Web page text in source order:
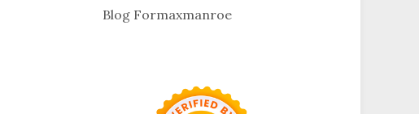
Blog Formaxmanroe